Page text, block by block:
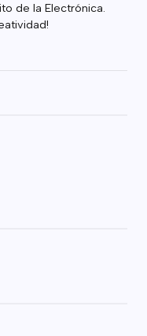
de la Electrónica.